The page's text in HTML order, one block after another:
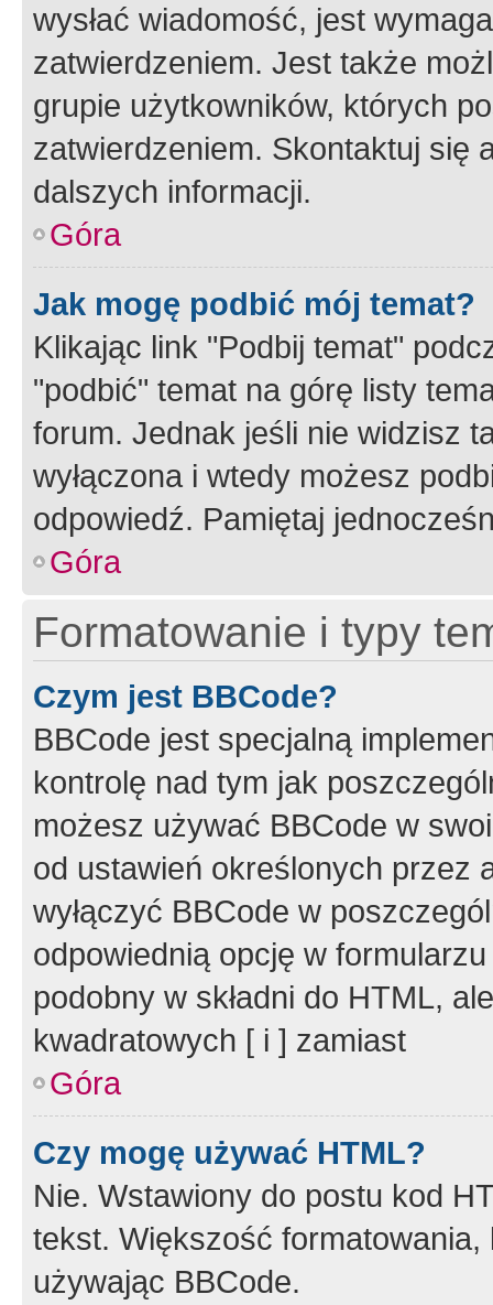
wysłać wiadomość, jest
zatwierdzeniem. Jest także
grupie użytkowników, których
zatwierdzeniem. Skontaktuj się
dalszych informacji.
Góra
Jak mogę podbić mój temat?
Klikając link "Podbij temat"
"podbić" temat na górę listy
forum. Jednak jeśli nie widzisz
wyłączona i wtedy możesz
odpowiedź. Pamiętaj
Góra
Formatowanie i typy
Czym jest BBCode?
BBCode jest specjalną
kontrolę nad tym jak
możesz używać BBCode w
od ustawień określonych przez
wyłączyć BBCode w
odpowiednią opcję w
podobny w składni do HTML,
kwadratowych [ i ] zamiast
Góra
Czy mogę używać HTML?
Nie. Wstawiony do postu kod
tekst. Większość
używając BBCode.